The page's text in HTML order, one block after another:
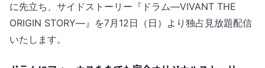
に先立ち、サイドストーリー『ドラム―VIVANT THE
ORIGIN STORY―』を7月12日（日）より独占見放題配信
いたします。